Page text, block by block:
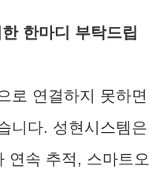
한마디 부탁드립
로 연결하지 못하면
니다. 성현시스템은
연속 추적, 스마트오